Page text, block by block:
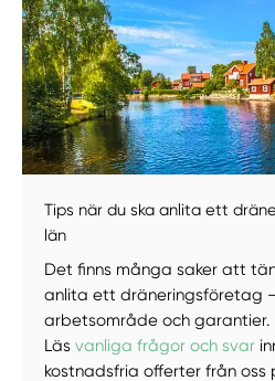
Välj
Tips när du ska anlita ett
län
Det finns många saker att
anlita ett dräneringsföretag
arbetsområde och garantier.
Läsvanliga frågor och svar
kostnadsfria offerter från oss